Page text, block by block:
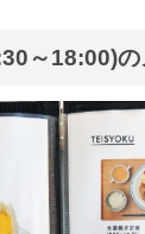
～18:00)の